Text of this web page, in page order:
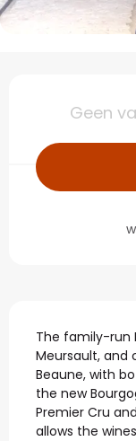
Geen
The family-run
Meursault, and
Beaune, with
the new
Premier Cru
allows the